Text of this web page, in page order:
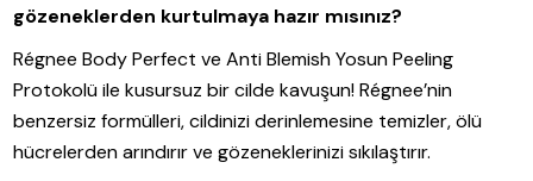
gözeneklerden kurtulmaya hazır mısınız?
Régnee Body Perfect ve Anti Blemish Yosun Peeling
Protokolü ile kusursuz bir cilde kavuşun! Régnee’nin
benzersiz formülleri, cildinizi derinlemesine temizler, ölü
hücrelerden arındırır ve gözeneklerinizi sıkılaştırır.